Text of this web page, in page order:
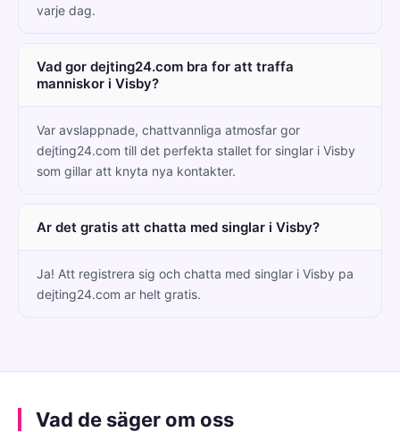
varje dag.
Vad gor dejting24.com bra for att traffa
manniskor i Visby?
Var avslappnade, chattvannliga atmosfar gor
dejting24.com till det perfekta stallet for singlar i Visby
som gillar att knyta nya kontakter.
Ar det gratis att chatta med singlar i Visby?
Ja! Att registrera sig och chatta med singlar i Visby pa
dejting24.com ar helt gratis.
Vad de säger om oss